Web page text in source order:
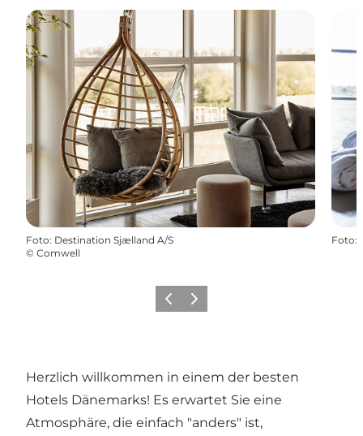
Foto: Destination Sjælland A/S
© Comwell
Foto:
ZurückWeiter
Herzlich willkommen in einem der besten
Hotels Dänemarks! Es erwartet Sie eine
Atmosphäre, die einfach "anders" ist,